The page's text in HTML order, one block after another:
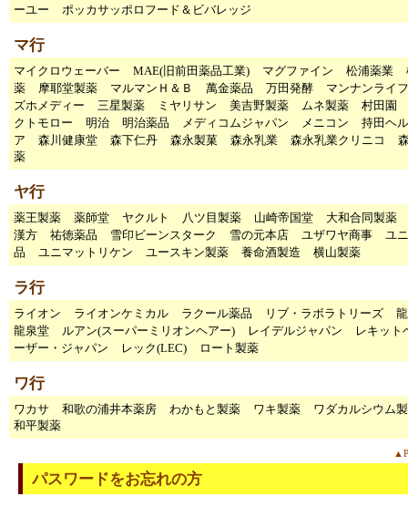
ーユー
ポッカサッポロフード＆ビバレッジ
マ行
マイクロウェーバー MAE(旧前田薬品工業) マグファイン 松浦薬業
薬
摩耶堂製薬 マルマンＨ＆Ｂ 萬金薬品 万田発酵
マンナンライ
ズホメディー
三星製薬 ミヤリサン 美吉野製薬 ムネ製薬
村田園
クトモロー
明治 明治薬品 メディコムジャパン メニコン
持田ヘ
ア
森川健康堂 森下仁丹 森永製菓 森永乳業 森永乳業クリニコ
薬
ヤ行
薬王製薬 薬師堂 ヤクルト 八ツ目製薬 山崎帝国堂
大和合同製薬
漢方
祐徳薬品 雪印ビーンスターク 雪の元本店 ユザワヤ商事
ユ
品
ユニマットリケン ユースキン製薬 養命酒製造 横山製薬
ラ行
ライオン ライオンケミカル ラクール薬品 リブ・ラボラトリーズ
龍泉堂
ルアン(スーパーミリオンヘアー) レイデルジャパン
レキット
ーザー・ジャパン
レック(LEC) ロート製薬
ワ行
ワカサ 和歌の浦井本薬房 わかもと製薬 ワキ製薬
ワダカルシウム
和平製薬
パスワードをお忘れの方